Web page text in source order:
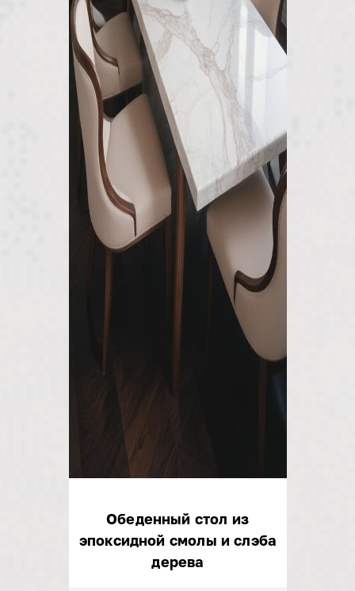
Обеденный стол из
эпоксидной смолы и слэба
дерева